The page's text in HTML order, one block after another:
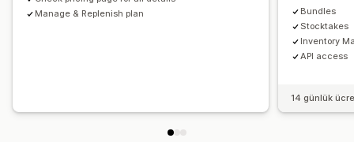
Stoka geri ekleme bildirimleri
Yenileme hatırlatıcıları
Eşik uyarıları
Manage & Replenish plan
Bundles
Stocktakes
Inventory
API access
14 günlük